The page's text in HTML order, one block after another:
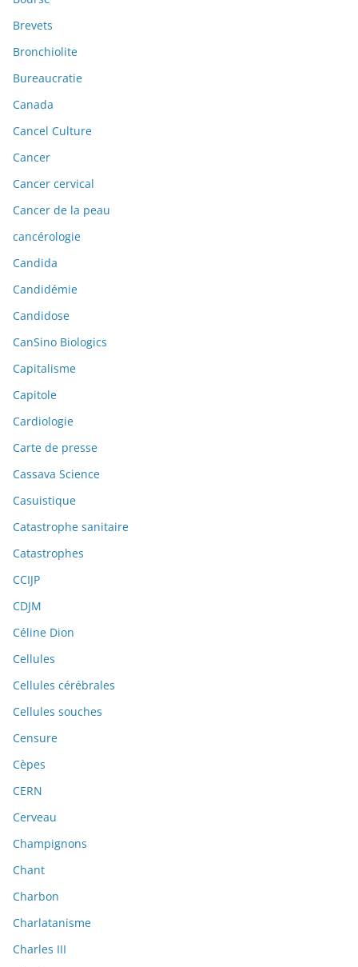
Brevets
Bronchiolite
Bureaucratie
Canada
Cancel Culture
Cancer
Cancer cervical
Cancer de la peau
cancérologie
Candida
Candidémie
Candidose
CanSino Biologics
Capitalisme
Capitole
Cardiologie
Carte de presse
Cassava Science
Casuistique
Catastrophe sanitaire
Catastrophes
CCIJP
CDJM
Céline Dion
Cellules
Cellules cérébrales
Cellules souches
Censure
Cèpes
CERN
Cerveau
Champignons
Chant
Charbon
Charlatanisme
Charles III